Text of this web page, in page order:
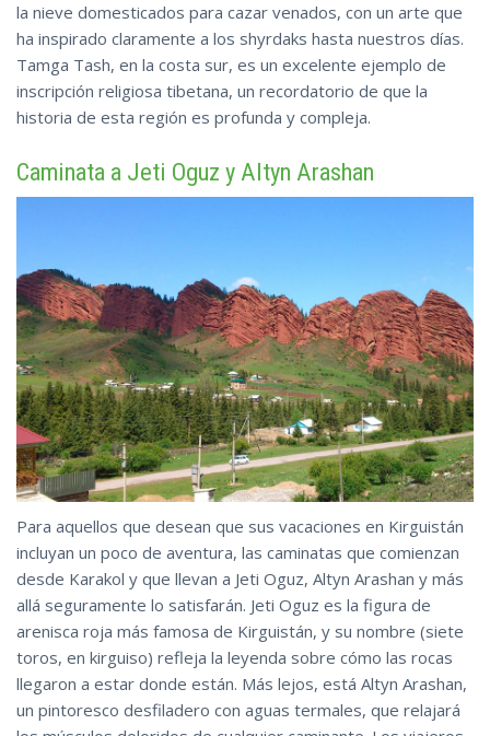
la nieve domesticados para cazar venados, con un arte que
ha inspirado claramente a los shyrdaks hasta nuestros días.
Tamga Tash, en la costa sur, es un excelente ejemplo de
inscripción religiosa tibetana, un recordatorio de que la
historia de esta región es profunda y compleja.
Caminata a Jeti Oguz y Altyn Arashan
Para aquellos que desean que sus vacaciones en Kirguistán
incluyan un poco de aventura, las caminatas que comienzan
desde Karakol y que llevan a Jeti Oguz, Altyn Arashan y más
allá seguramente lo satisfarán. Jeti Oguz es la figura de
arenisca roja más famosa de Kirguistán, y su nombre (siete
toros, en kirguiso) refleja la leyenda sobre cómo las rocas
llegaron a estar donde están. Más lejos, está Altyn Arashan,
un pintoresco desfiladero con aguas termales, que relajará